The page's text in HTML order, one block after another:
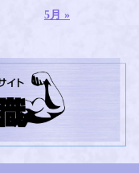
5月 »